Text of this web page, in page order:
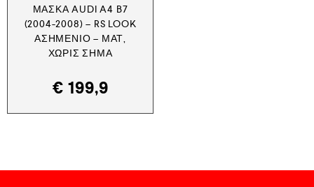
ΜΆΣΚΑ AUDI A4 B7
(2004-2008) – RS LOOK
ΑΣΗΜΈΝΙΟ – ΜΑΤ,
ΧΩΡΊΣ ΣΉΜΑ
€ 199,9